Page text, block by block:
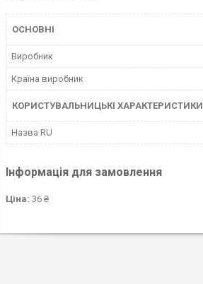
ОСНОВНІ
Виробник
Країна виробник
КОРИСТУВАЛЬНИЦЬКІ ХАРАКТЕРИСТИКИ
Назва RU
Інформація для замовлення
Ціна: 36 ₴